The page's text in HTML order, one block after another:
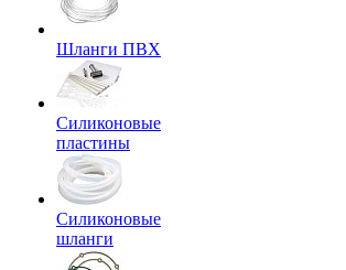
Шланги ПВХ
Силиконовые
пластины
Силиконовые
шланги